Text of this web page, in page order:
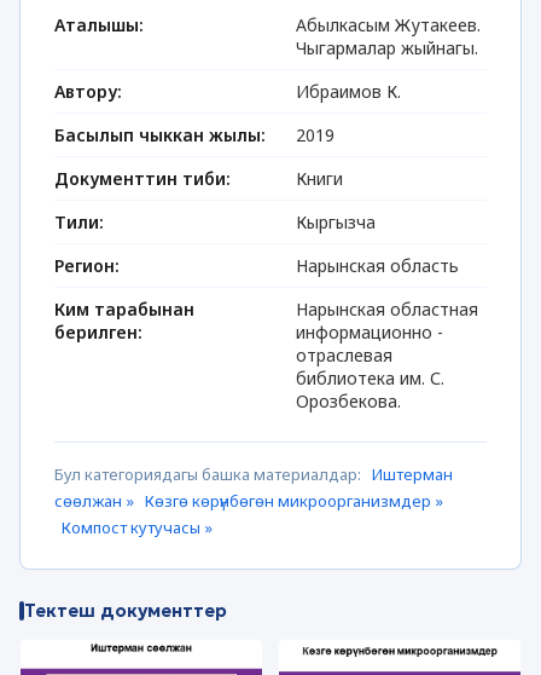
Аталышы:
Aбылкасым Жутакеев.
Чыгармалар жыйнагы.
Автору:
Ибраимов К.
Басылып чыккан жылы:
2019
Документтин тиби:
Книги
Тили:
Кыргызча
Регион:
Нарынская область
Ким тарабынан
берилген:
Нарынская областная
информационно -
отраслевая
библиотека им. С.
Орозбекова.
Бул категориядагы башка материалдар: Иштерман
сөөлжан » Көзгө көрүнбөгөн микроорганизмдер »
Компост кутучасы »
Тектеш документтер